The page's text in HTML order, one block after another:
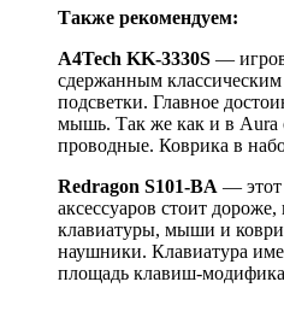
Также рекомендуем:
A4Tech KK-3330S —
сдержанным
подсветки. Главное
мышь. Так же как и в Aura
проводные. Коврика в
Redragon S101-BA — этот
аксессуаров стоит
клавиатуры, мыши и
наушники. Клавиатура
площадь клавиш-